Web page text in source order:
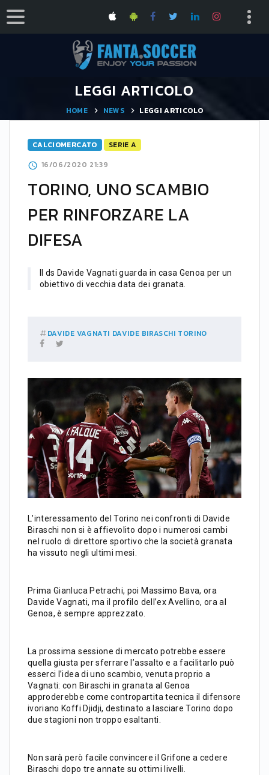
LEGGI ARTICOLO
HOME NEWS LEGGI ARTICOLO
CALCIOMERCATO
SERIE A
16/06/2020 21:39
TORINO, UNO SCAMBIO
PER RINFORZARE LA
DIFESA
Il ds Davide Vagnati guarda in casa Genoa per un
obiettivo di vecchia data dei granata.
DAVIDE VAGNATI DAVIDE BIRASCHI TORINO
L’interessamento del Torino nei confronti di Davide
Biraschi non si è affievolito dopo i numerosi cambi
nel ruolo di direttore sportivo che la società granata
ha vissuto negli ultimi mesi.
Prima Gianluca Petrachi, poi Massimo Bava, ora
Davide Vagnati, ma il profilo dell’ex Avellino, ora al
Genoa, è sempre apprezzato.
La prossima sessione di mercato potrebbe essere
quella giusta per sferrare l’assalto e a facilitarlo può
esserci l’idea di uno scambio, venuta proprio a
Vagnati: con Biraschi in granata al Genoa
approderebbe come contropartita tecnica il difensore
ivoriano Koffi Djidji, destinato a lasciare Torino dopo
due stagioni non troppo esaltanti.
Non sarà però facile convincere il Grifone a cedere
Biraschi dopo tre annate su ottimi livelli.